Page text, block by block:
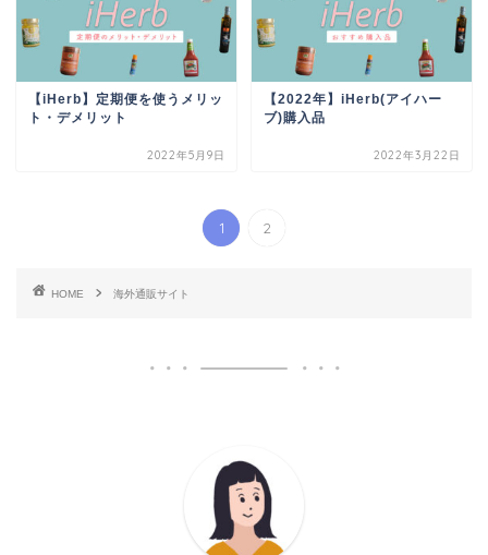
【iHerb】定期便を使うメリッ
ト・デメリット
2022年5月9日
【2022年】iHerb(アイハー
ブ)購入品
2022年3月22日
1 2
HOME 海外通販サイト